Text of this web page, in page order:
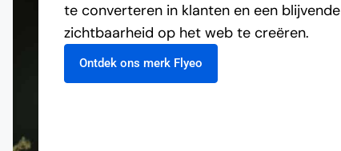
te converteren in klanten en een blijvende
zichtbaarheid op het web te creëren.
Ontdek ons merk Flyeo